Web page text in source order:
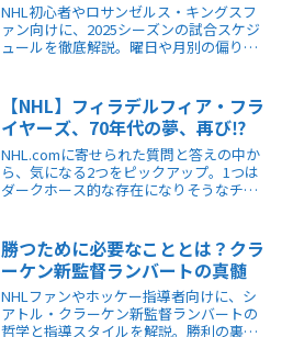
NHL初心者やロサンゼルス・キングスフ
ァン向けに、2025シーズンの試合スケジ
ュールを徹底解説。曜日や月別の偏り、
【NHL】フィラデルフィア・フラ
イヤーズ、70年代の夢、再び⁉︎
NHL.comに寄せられた質問と答えの中か
ら、気になる2つをピックアップ。1つは
ダークホース的な存在になりそうなチー
ィア・フライヤーズに関する質問です。
勝つために必要なこととは？クラ
ーケン新監督ランバートの真髄
NHLファンやホッケー指導者向けに、シ
アトル・クラーケン新監督ランバートの
哲学と指導スタイルを解説。勝利の裏に